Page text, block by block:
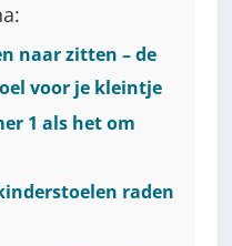
naar zitten – de
voor je kleintje
1 als het om
raden